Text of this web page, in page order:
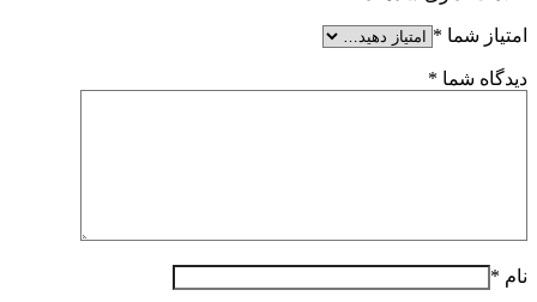
امتیاز شما *
دیدگاه شما *
نام *